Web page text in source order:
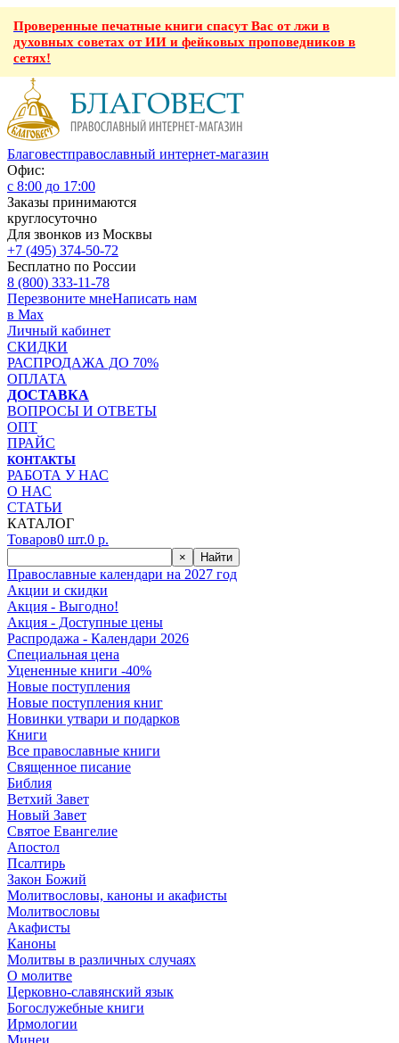
Проверенные печатные книги спасут Вас от лжи в
духовных советах от ИИ и фейковых проповедников в
сетях!
Благовестправославный интернет-магазин
Офис:
с 8:00 до 17:00
Заказы принимаются
круглосуточно
Для звонков из Москвы
+7 (495) 374-50-72
Бесплатно по России
8 (800) 333-11-78
Перезвоните мнеНаписать нам
в Max
Личный кабинет
СКИДКИ
РАСПРОДАЖА ДО 70%
ОПЛАТА
ДОСТАВКА
ВОПРОСЫ И ОТВЕТЫ
ОПТ
ПРАЙС
КОНТАКТЫ
РАБОТА У НАС
О НАС
СТАТЬИ
КАТАЛОГ
Товаров0 шт.0 р.
× Найти
Православные календари на 2027 год
Акции и скидки
Акция - Выгодно!
Акция - Доступные цены
Распродажа - Календари 2026
Специальная цена
Уцененные книги -40%
Новые поступления
Новые поступления книг
Новинки утвари и подарков
Книги
Все православные книги
Священное писание
Библия
Ветхий Завет
Новый Завет
Святое Евангелие
Апостол
Псалтирь
Закон Божий
Молитвословы, каноны и акафисты
Молитвословы
Акафисты
Каноны
Молитвы в различных случаях
О молитве
Церковно-славянский язык
Богослужебные книги
Ирмологии
Минеи